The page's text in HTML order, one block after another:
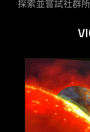
探索並嘗試社群